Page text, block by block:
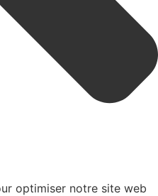
optimiser notre site web